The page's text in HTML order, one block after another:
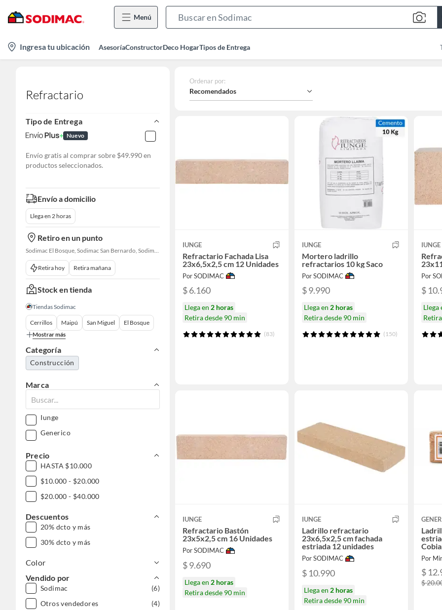
Menú
Bar
location-
icon
Ingresa tu ubicación AsesoríaConstructorDeco HogarTipos de Entrega
Refractario
Tipo de Entrega
Nuevo
Envío gratis al comprar sobre $49.990 en
productos seleccionados.
Envío a domicilio
Llega en 2 horas
Retiro en un punto
Sodimac El Bosque, Sodimac San Bernardo, Sodimac Talagante
Retira hoy Retira mañana
Stock en tienda
Tiendas Sodimac
Cerrillos Maipú San Miguel
El Bosque
Mostrar más
Categoría
Construcción
Marca
Iunge
Generico
Precio
HASTA $10.000
$10.000 - $20.000
$20.000 - $40.000
Descuentos
20% dcto y más
30% dcto y más
Color
Vendido por
Sodimac
(6)
Otros vendedores
(4)
Ordenar por:
Recomendados
IUNGE
Refractario Fachada Lisa
23x6,5x2,5 cm 12 Unidades
Por SODIMAC
$ 6.160
Llega en 2 horas
Retira desde 90 min
(83)
IUNGE
Mortero ladrillo
refractarios 10 kg Saco
Por SODIMAC
$ 9.990
Llega en 2 horas
Retira desde 90 min
(150)
IUNGE
Por
$
Llega
IUNGE
Refractario Bastón
23x5x2,5 cm 16 Unidades
Por SODIMAC
$ 9.690
Llega en 2 horas
Retira desde 90 min
IUNGE
Ladrillo refractario
23x6,5x2,5 cm fachada
estriada 12 unidades
Por SODIMAC
$ 10.990
Llega en 2 horas
Retira desde 90 min
Por
$
$